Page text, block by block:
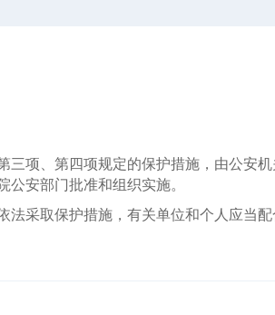
项、第四项规定的保护措施，由公安
安部门批准和组织实施。
采取保护措施，有关单位和个人应当配